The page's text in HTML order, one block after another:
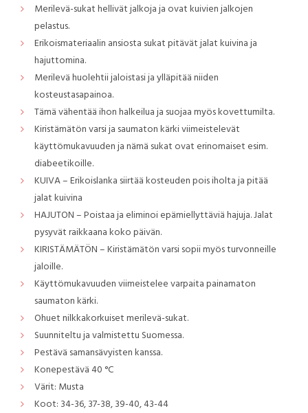
Merilevä-sukat hellivät jalkoja ja ovat kuivien jalkojen
pelastus.
Erikoismateriaalin ansiosta sukat pitävät jalat kuivina ja
hajuttomina.
Merilevä huolehtii jaloistasi ja ylläpitää niiden
kosteustasapainoa.
Tämä vähentää ihon halkeilua ja suojaa myös kovettumilta.
Kiristämätön varsi ja saumaton kärki viimeistelevät
käyttömukavuuden ja nämä sukat ovat erinomaiset esim.
diabeetikoille.
KUIVA – Erikoislanka siirtää kosteuden pois iholta ja pitää
jalat kuivina
HAJUTON – Poistaa ja eliminoi epämiellyttäviä hajuja. Jalat
pysyvät raikkaana koko päivän.
KIRISTÄMÄTÖN – Kiristämätön varsi sopii myös turvonneille
jaloille.
Käyttömukavuuden viimeistelee varpaita painamaton
saumaton kärki.
Ohuet nilkkakorkuiset merilevä-sukat.
Suunniteltu ja valmistettu Suomessa.
Pestävä samansävyisten kanssa.
Konepestävä 40 °C
Värit: Musta
Koot: 34-36, 37-38, 39-40, 43-44